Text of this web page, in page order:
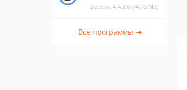
Версия: 4.4.3.6 (74.73 МБ)
Все программы →